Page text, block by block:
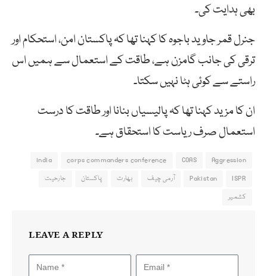
بھی ہدایت کی۔
جنرل قمر جاوید باجوہ کا کہنا تھا کہ پاکستان امن، استحکام اور
ترقی کی جانب گامزن ہے، طاقت کے استعمال سے ہمیں اس
راستے سے کوئی ہٹا نہیں سکتا۔
ان کا مزید کہنا تھا کہ پالیسیاں بنانا اور طاقت کا درست
استعمال صرف ریاست کا استحقاق ہے۔
Aggression
COAS
corps commanders conference
india
ISPR
Pakistan آرمی چیف بھارت پاکستان
جارحیت
کشمیر
LEAVE A REPLY